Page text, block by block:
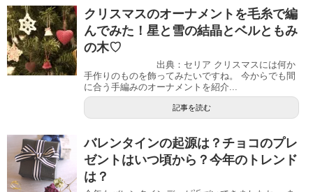
クリスマスのオーナメントを毛糸で編
んでみた！星と雪の結晶とベルともみ
の木♡
出典：セリア クリスマスには何か
手作りのものを飾ってみたいですね。 今からでも間
に合う手編みのオーナメントを紹介...
記事を読む
バレンタインの起源は？チョコのプレ
ゼントはいつ頃から？今年のトレンド
は？